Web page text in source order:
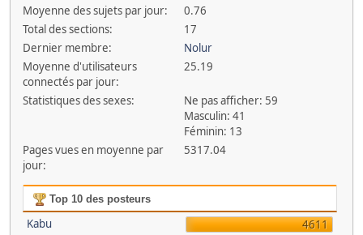
Moyenne des sujets par jour:
0.76
Total des sections:
17
Dernier membre:
Nolur
Moyenne d'utilisateurs
connectés par jour:
25.19
Statistiques des sexes:
Ne pas afficher: 59
Masculin: 41
Féminin: 13
Pages vues en moyenne par
jour:
5317.04
Top 10 des posteurs
Kabu
4611